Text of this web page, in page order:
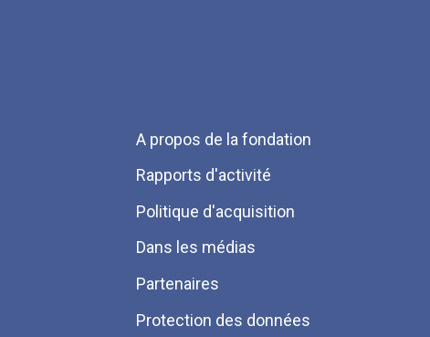
Menu
Pied
de
page
A propos de la fondation
Rapports d'activité
Politique d'acquisition
Dans les médias
Partenaires
Protection des données